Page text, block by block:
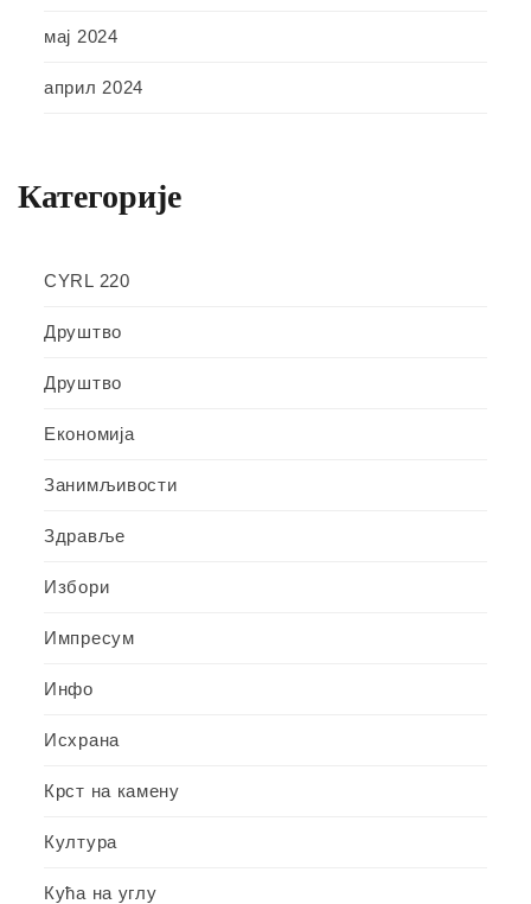
мај 2024
април 2024
Категорије
CYRL 220
Друштво
Друштво
Економија
Занимљивости
Здравље
Избори
Импресум
Инфо
Исхрана
Крст на камену
Култура
Кућа на углу